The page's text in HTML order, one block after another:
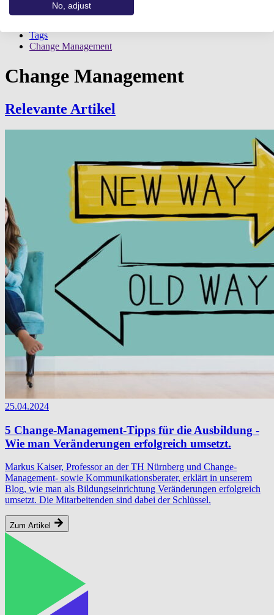
Tags
Change Management
Change Management
Relevante Artikel
25.04.2024
5 Change-Management-Tipps für die Ausbildung -
Wie man Veränderungen erfolgreich umsetzt.
Markus Kaiser, Professor an der TH Nürnberg und Change-
Management- sowie Kommunikationsberater, erklärt in unserem
Blog, wie man als Bildungseinrichtung Veränderungen erfolgreich
umsetzt. Die Mitarbeitenden sind dabei der Schlüssel.
Zum Artikel
No, adjust